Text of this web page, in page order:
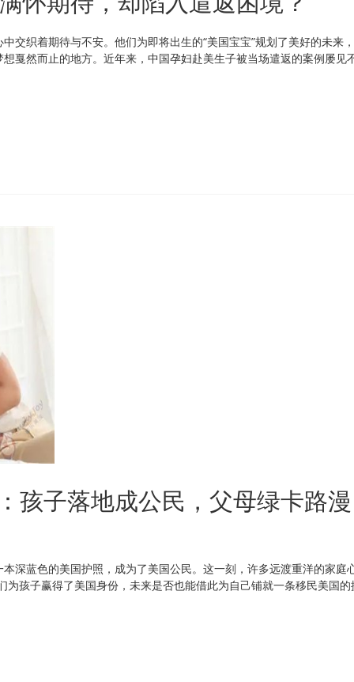
交织着期待与不安。他们为即将出生的“美国宝宝”规划了美好的未来
戛然而止的地方。近年来，中国孕妇赴美生子被当场遣返的案例屡见
孩子落地成公民，父母绿卡路漫
深蓝色的美国护照，成为了美国公民。这一刻，许多远渡重洋的家庭
为孩子赢得了美国身份，未来是否也能借此为自己铺就一条移民美国的